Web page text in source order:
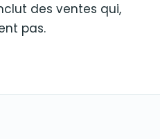
des ventes qui,
pas.